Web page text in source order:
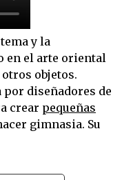
y la
en el arte oriental
objetos.
diseñadores de
crear pequeñas
gimnasia. Su